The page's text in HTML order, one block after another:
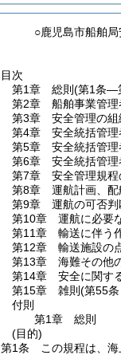
○鹿児島市船舶
目次
第1章
総則 (第1条―
第2章
船舶事業管理
第3章
安全管理の組
第4章
安全統括管
第5章
安全統括管
第6章
安全統括管
第7章
安全管理規程
第8章
運航計画、
第9章
運航の可否判
第10章
運航に必要
第11章
輸送に伴う
第12章
輸送施設の
第13章
海難その他
第14章
安全に関す
第15章
雑則 (第55
付則
第1章
総則
(目的)
第1条
この規程は、